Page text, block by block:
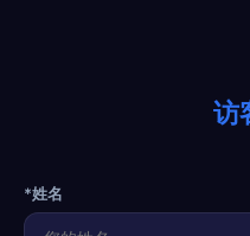
访
*姓名